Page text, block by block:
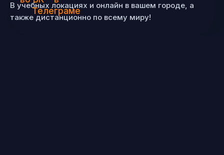
В учебных локациях и онлайн в вашем городе, а
также дистанционно по всему миру!